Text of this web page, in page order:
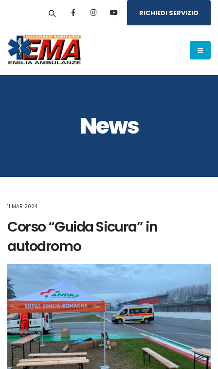
RICHIEDI SERVIZIO
News
11 MAR 2024
Corso “Guida Sicura” in
autodromo